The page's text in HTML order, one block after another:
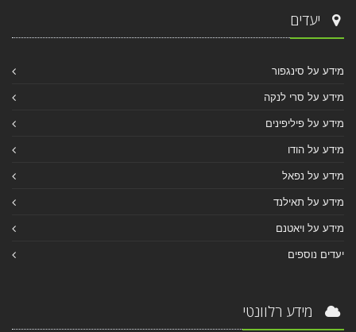
יעדים
מידע על סינגפור
מידע על סרי לנקה
מידע על פיליפינים
מידע על הודו
מידע על נפאל
מידע על תאילנד
מידע על ויאטנם
יעדים נוספים
מידע רלוונטי